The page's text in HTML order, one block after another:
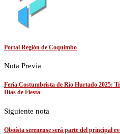
Portal Región de Coquimbo
Nota Previa
Feria Costumbrista de Río Hurtado 2025:
Días de Fiesta
Siguiente nota
Oboísta serenense será parte del principal